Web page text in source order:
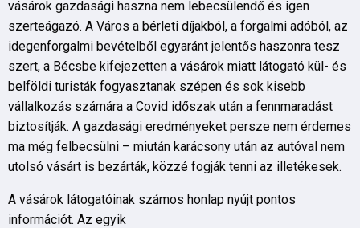
vásárok gazdasági haszna nem lebecsülendő és igen
szerteágazó. A Város a bérleti díjakból, a forgalmi adóból, az
idegenforgalmi bevételből egyaránt jelentős haszonra tesz
szert, a Bécsbe kifejezetten a vásárok miatt látogató kül- és
belföldi turisták fogyasztanak szépen és sok kisebb
vállalkozás számára a Covid időszak után a fennmaradást
biztosítják. A gazdasági eredményeket persze nem érdemes
ma még felbecsülni – miután karácsony után az autóval nem
utolsó vásárt is bezárták, közzé fogják tenni az illetékesek.
A vásárok látogatóinak számos honlap nyújt pontos
információt. Az egyik